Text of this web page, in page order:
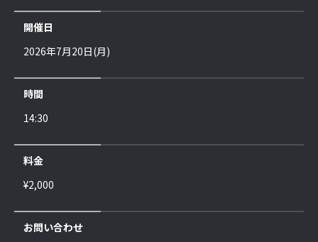
開催日
2026年7月20日(月)
時間
14:30
料金
¥2,000
お問い合わせ